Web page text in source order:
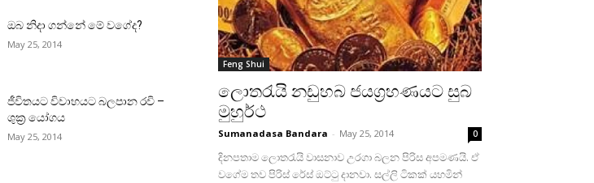
ඔබ නිදා ගන්නේ මේ වගේද?
May 25, 2014
ජීවිතයට විවාහයට බලපාන රවි –
ශුක්‍ර යෝගය
May 25, 2014
Feng Shui
ලොතරැයි නඩුහබ ජයග්‍රහණයට සුබ
මුහුර්ථ
Sumanadasa Bandara - May 25, 2014 0
දිනපතාම ලොතරැයි වාසනාව උරගා බලන පිරිස අපමණයි. ඒ
වගේම තව පිරිස්‌ රේස්‌ ඔට්‌ටු දානවා. සල්ලි ටිකක්‌ යහමින්